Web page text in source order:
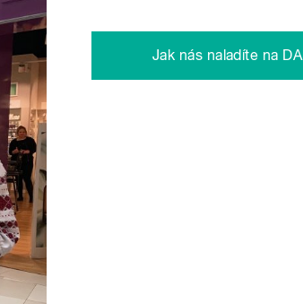
Jak nás naladíte na